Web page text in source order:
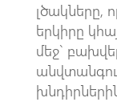
լծակները,
երկիրը
մեջ`